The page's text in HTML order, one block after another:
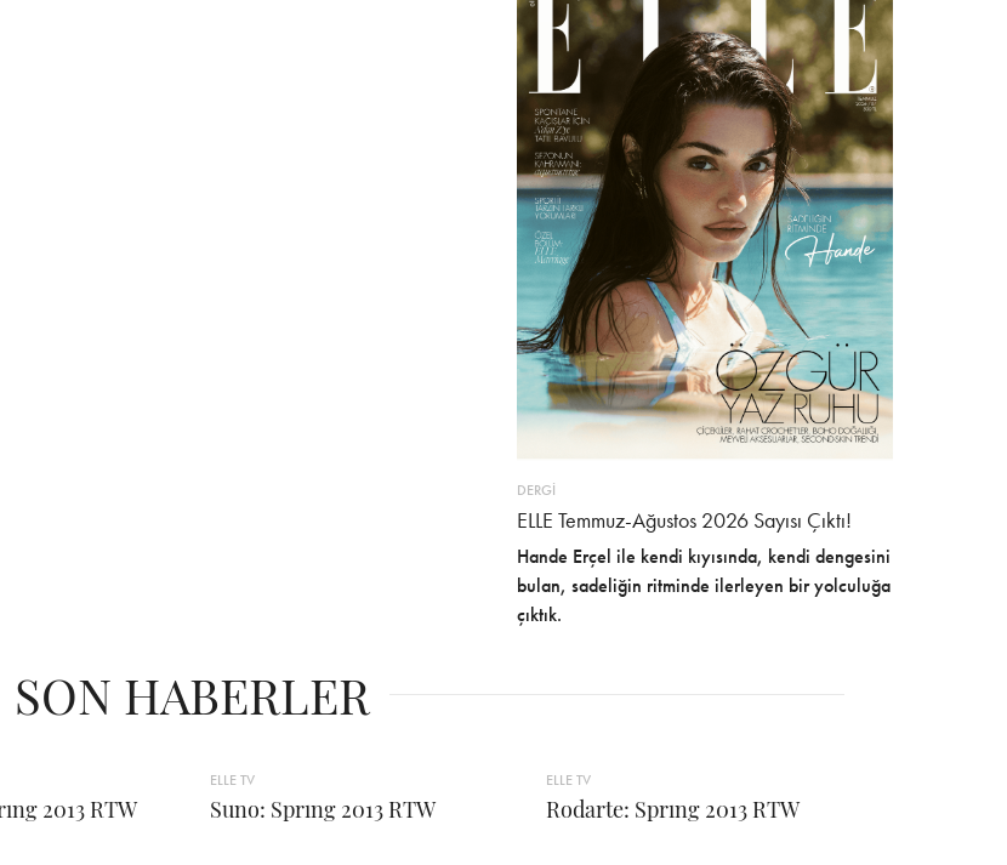
DERGİ
ELLE Temmuz-Ağustos 2026 Sayısı Çıktı!
Hande Erçel ile kendi kıyısında, kendi dengesini
bulan, sadeliğin ritminde ilerleyen bir yolculuğa
çıktık.
SON HABERLER
2013 RTW
ELLE TV
Suno: Sprıng 2013 RTW
ELLE TV
Rodarte: Sprıng 2013 RTW